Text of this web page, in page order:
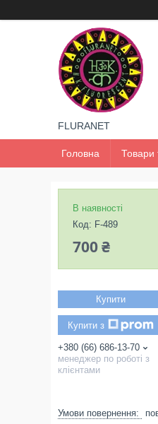
FLURANET
Головна Товари
В наявності
Код: F-489
700 ₴
Купити
Купити з
+380 (66) 686-13-70
менеджер по роботі з
клієнтами